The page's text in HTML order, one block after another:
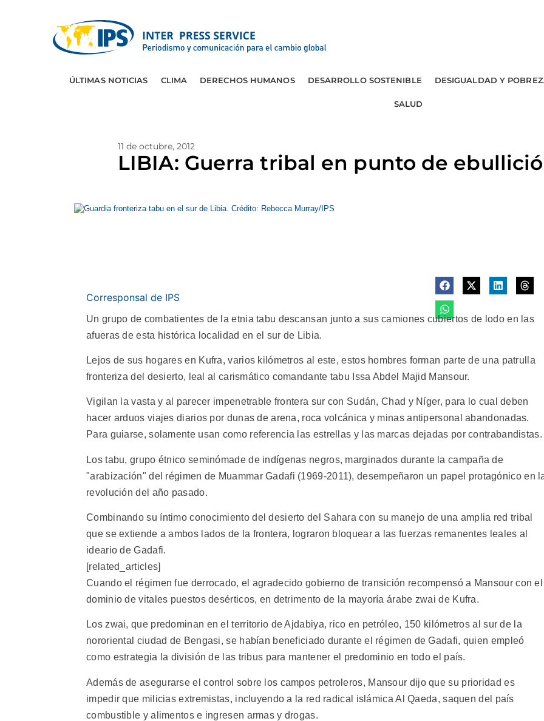
ÚLTIMAS NOTICIAS CLIMA DERECHOS HUMANOS DESARROLLO SOSTENIBLE DESIGUALDAD Y
SALUD
11 de octubre, 2012
LIBIA: Guerra tribal en punto de
Corresponsal de IPS
Un grupo de combatientes de la etnia tabu descansan junto a sus camiones cubiertos de lodo en las
afueras de esta histórica localidad en el sur de Libia.
Lejos de sus hogares en Kufra, varios kilómetros al este, estos hombres forman parte de una patrulla
fronteriza del desierto, leal al carismático comandante tabu Issa Abdel Majid Mansour.
Vigilan la vasta y al parecer impenetrable frontera sur con Sudán, Chad y Níger, para lo cual deben
hacer arduos viajes diarios por dunas de arena, roca volcánica y minas antipersonal abandonadas.
Para guiarse, solamente usan como referencia las estrellas y las marcas dejadas por contrabandistas.
Los tabu, grupo étnico seminómade de indígenas negros, marginados durante la campaña de
"arabización" del régimen de Muammar Gadafi (1969-2011), desempeñaron un papel protagónico en
revolución del año pasado.
Combinando su íntimo conocimiento del desierto del Sahara con su manejo de una amplia red tribal
que se extiende a ambos lados de la frontera, lograron bloquear a las fuerzas remanentes leales al
ideario de Gadafi.
[related_articles]
Cuando el régimen fue derrocado, el agradecido gobierno de transición recompensó a Mansour con el
dominio de vitales puestos desérticos, en detrimento de la mayoría árabe zwai de Kufra.
Los zwai, que predominan en el territorio de Ajdabiya, rico en petróleo, 150 kilómetros al sur de la
nororiental ciudad de Bengasi, se habían beneficiado durante el régimen de Gadafi, quien empleó
como estrategia la división de las tribus para mantener el predominio en todo el país.
Además de asegurarse el control sobre los campos petroleros, Mansour dijo que su prioridad es
impedir que milicias extremistas, incluyendo a la red radical islámica Al Qaeda, saquen del país
combustible y alimentos e ingresen armas y drogas.